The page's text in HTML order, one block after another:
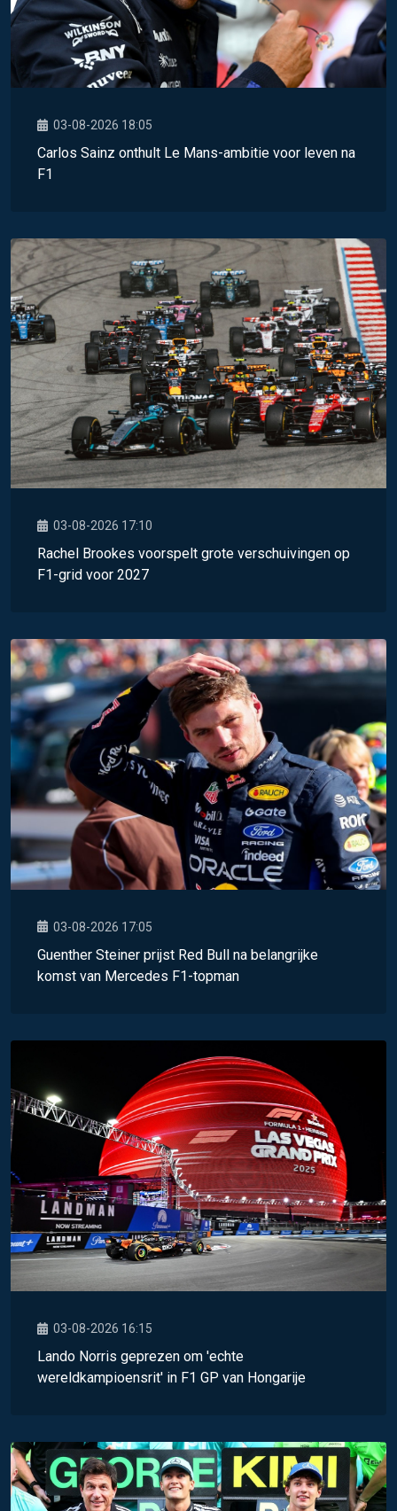
03-08-2026 18:05
Carlos Sainz onthult Le Mans-ambitie voor leven na
F1
03-08-2026 17:10
Rachel Brookes voorspelt grote verschuivingen op
F1-grid voor 2027
03-08-2026 17:05
Guenther Steiner prijst Red Bull na belangrijke
komst van Mercedes F1-topman
03-08-2026 16:15
Lando Norris geprezen om 'echte
wereldkampioensrit' in F1 GP van Hongarije